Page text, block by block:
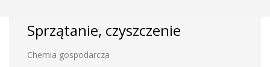
Sprzątanie, czyszczenie
Chemia gospodarcza